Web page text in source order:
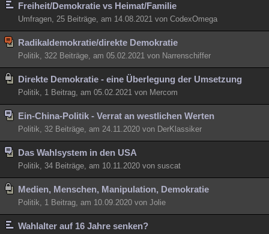
Freiheit/Demokratie vs Heimat/Familie
Umfragen, 25 Beiträge, am 14.08.2021 von CodexOmega
Radikaldemokratie/direkte Demokratie
Politik, 322 Beiträge, am 05.02.2021 von Narrenschiffer
Direkte Demokratie - eine Überlegung der Umsetzung
Politik, 1 Beitrag, am 05.02.2021 von Mercom
Ein-China-Politik - Verrat an westlichen Werten
Politik, 32 Beiträge, am 24.11.2020 von DerKlassiker
Das Wahlsystem in den USA
Politik, 34 Beiträge, am 10.11.2020 von suscat
Medien, Menschen, Manipulation, Demokratie
Politik, 1 Beitrag, am 10.09.2020 von Jolie
Wahlalter auf 16 Jahre senken?